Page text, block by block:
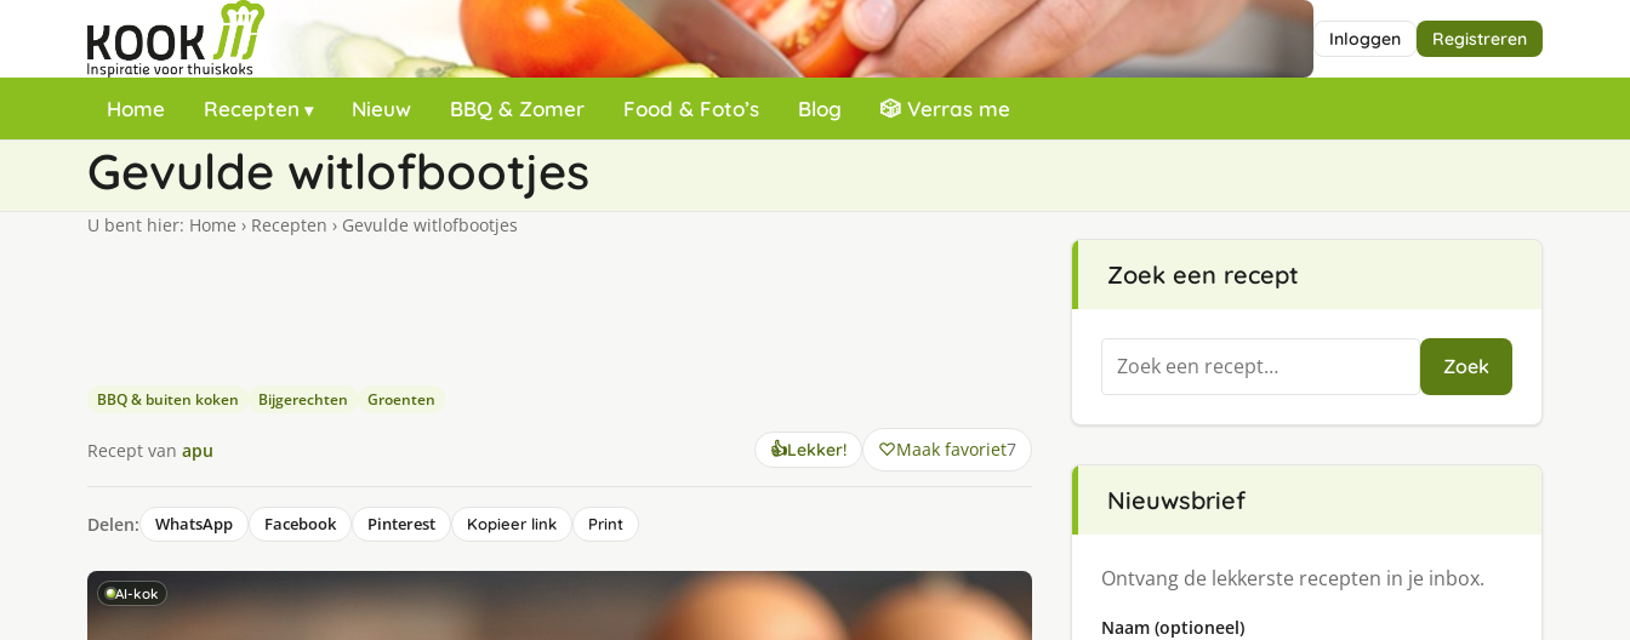
Inloggen Registreren
Home Recepten Nieuw BBQ & Zomer Food & Foto’s Blog 🎲 Verras me
Gevulde witlofbootjes
U bent hier: Home › Recepten › Gevulde witlofbootjes
BBQ & buiten koken Bijgerechten Groenten
Recept van apu 👍Lekker! Maak favoriet7
Delen: WhatsApp Facebook Pinterest Kopieer link Print
AI-kok
Zoek een recept
Zoeken
naar:
Zoek
Nieuwsbrief
Ontvang de lekkerste recepten in je inbox.
Naam (optioneel)